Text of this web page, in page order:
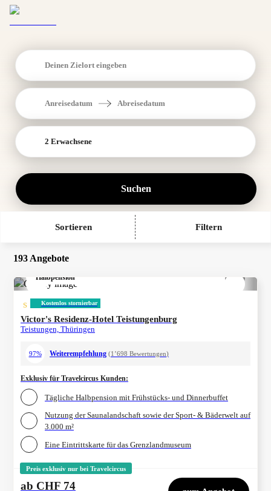
Deinen Zielort eingeben
Anreisedatum Abreisedatum
2 Erwachsene
Suchen
Sortieren Filtern
193 Angebote
Halbpension
s Kostenlos stornierbar
Victor's Residenz-Hotel Teistungenburg
Teistungen, Thüringen
97% Weiterempfehlung (1’698 Bewertungen)
Exklusiv für Travelcircus Kunden:
Tägliche Halbpension mit Frühstücks- und Dinnerbuffet
Nutzung der Saunalandschaft sowie der Sport- & Bäderwelt auf
3.000 m²
Eine Eintrittskarte für das Grenzlandmuseum
Preis exklusiv nur bei Travelcircus
ab CHF 74